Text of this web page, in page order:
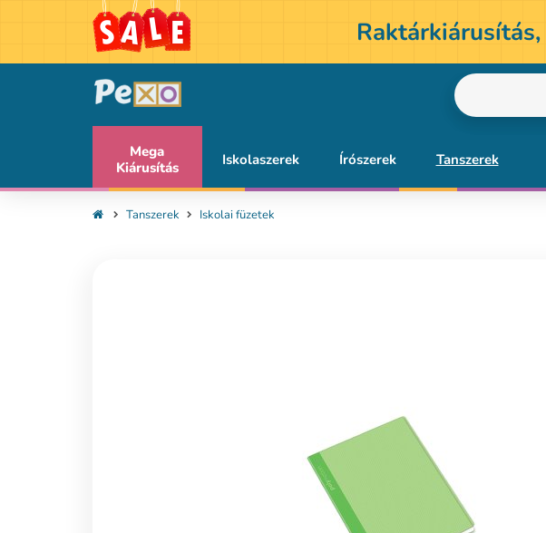
Raktárkiárusítás,
Mega
Kiárusítás
Iskolaszerek Írószerek Tanszerek
Tanszerek Iskolai füzetek